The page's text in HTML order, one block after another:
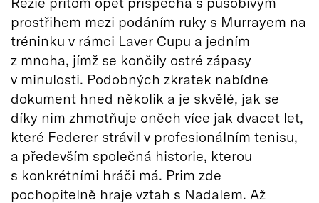
prostřihem mezi podáním ruky s Murrayem na
tréninku v rámci Laver Cupu a jedním
z mnoha, jímž se končily ostré zápasy
v minulosti. Podobných zkratek nabídne
dokument hned několik a je skvělé, jak se
díky nim zhmotňuje oněch více jak dvacet let,
které Federer strávil v profesionálním tenisu,
a především společná historie, kterou
s konkrétními hráči má. Prim zde
pochopitelně hraje vztah s Nadalem. Až